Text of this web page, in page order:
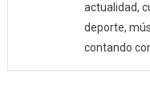
actualidad,
deporte,
contando